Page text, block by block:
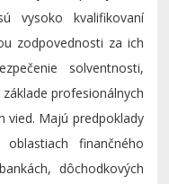
vysoko kvalifikovaní
zodpovednosti za ich
solventnosti,
profesionálnych
vied. Majú predpoklady
finančného
dôchodkových